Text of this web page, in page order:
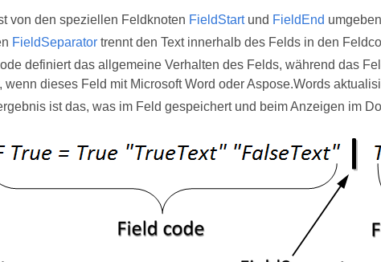
von den speziellen Feldknoten FieldStartund FieldEnd umgeben
FieldSeparatortrennt den Text innerhalb des Felds in den
definiert das allgemeine Verhalten des Felds, während das
wenn dieses Feld mit Microsoft Word oder Aspose.Words
ist das, was im Feld gespeichert und beim Anzeigen im